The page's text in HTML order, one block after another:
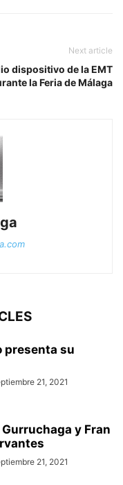
Next article
dispositivo de la EMT
la Feria de Málaga
presenta su
21, 2021
y Fran
21, 2021